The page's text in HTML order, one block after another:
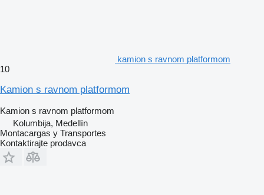
kamion s ravnom platformom
10
Kamion s ravnom platformom
Kamion s ravnom platformom
Kolumbija, Medellín
Montacargas y Transportes
Kontaktirajte prodavca